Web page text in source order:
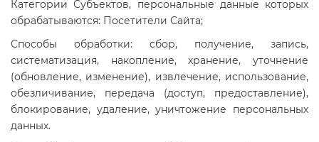
Категории Субъектов, персональные данные которых
обрабатываются: Посетители Сайта;
Способы обработки: сбор, получение, запись,
систематизация, накопление, хранение, уточнение
(обновление, изменение), извлечение, использование,
обезличивание, передача (доступ, предоставление),
блокирование, удаление, уничтожение персональных
данных.